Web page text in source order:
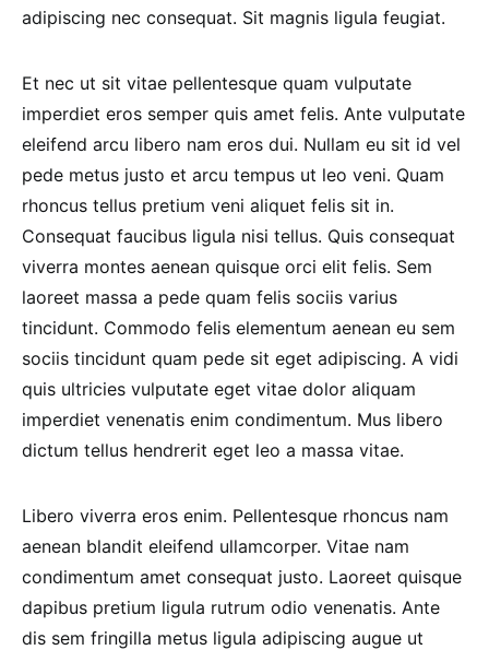
adipiscing nec consequat. Sit magnis ligula feugiat.
Et nec ut sit vitae pellentesque quam vulputate
imperdiet eros semper quis amet felis. Ante vulputate
eleifend arcu libero nam eros dui. Nullam eu sit id vel
pede metus justo et arcu tempus ut leo veni. Quam
rhoncus tellus pretium veni aliquet felis sit in.
Consequat faucibus ligula nisi tellus. Quis consequat
viverra montes aenean quisque orci elit felis. Sem
laoreet massa a pede quam felis sociis varius
tincidunt. Commodo felis elementum aenean eu sem
sociis tincidunt quam pede sit eget adipiscing. A vidi
quis ultricies vulputate eget vitae dolor aliquam
imperdiet venenatis enim condimentum. Mus libero
dictum tellus hendrerit eget leo a massa vitae.
Libero viverra eros enim. Pellentesque rhoncus nam
aenean blandit eleifend ullamcorper. Vitae nam
condimentum amet consequat justo. Laoreet quisque
dapibus pretium ligula rutrum odio venenatis. Ante
dis sem fringilla metus ligula adipiscing augue ut